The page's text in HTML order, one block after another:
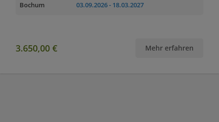
Bochum
03.09.2026- 18.03.2027
3.650,00 € Mehr erfahren